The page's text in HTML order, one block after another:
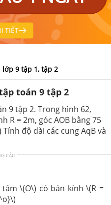
TIẾT
9 tập 1, tập 2
toán 9 tập 2
9 tập 2. Trong hình 62,
R = 2m, góc AOB bằng 75
độ dài các cung AqB và
CÁO
\(O\) có bán kính \(R =